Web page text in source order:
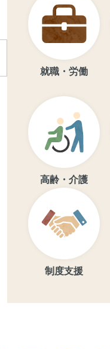
就職・労働
高齢・介護
制度支援